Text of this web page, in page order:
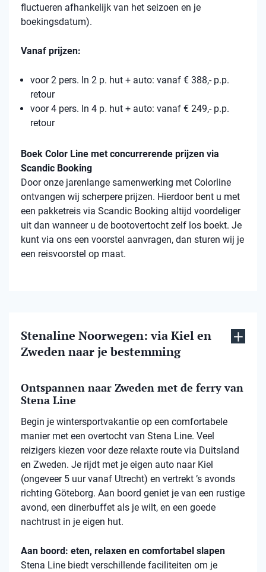
fluctueren afhankelijk van het seizoen en je
boekingsdatum).
Vanaf prijzen:
voor 2 pers. In 2 p. hut + auto: vanaf € 388,- p.p.
retour
voor 4 pers. In 4 p. hut + auto: vanaf € 249,- p.p.
retour
Boek Color Line met concurrerende prijzen via
Scandic Booking
Door onze jarenlange samenwerking met Colorline
ontvangen wij scherpere prijzen. Hierdoor bent u met
een pakketreis via Scandic Booking altijd voordeliger
uit dan wanneer u de bootovertocht zelf los boekt. Je
kunt via ons een voorstel aanvragen, dan sturen wij je
een reisvoorstel op maat.
Stenaline Noorwegen: via Kiel en
Zweden naar je bestemming
Ontspannen naar Zweden met de ferry van
Stena Line
Begin je wintersportvakantie op een comfortabele
manier met een overtocht van Stena Line. Veel
reizigers kiezen voor deze relaxte route via Duitsland
en Zweden. Je rijdt met je eigen auto naar Kiel
(ongeveer 5 uur vanaf Utrecht) en vertrekt ’s avonds
richting Göteborg. Aan boord geniet je van een rustige
avond, een dinerbuffet als je wilt, en een goede
nachtrust in je eigen hut.
Aan boord: eten, relaxen en comfortabel slapen
Stena Line biedt verschillende faciliteiten om je